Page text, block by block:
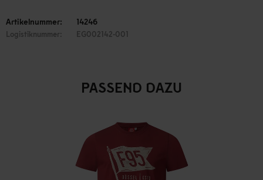
Artikelnummer: 14246
Logistiknummer: EG002142-001
PASSEND DAZU